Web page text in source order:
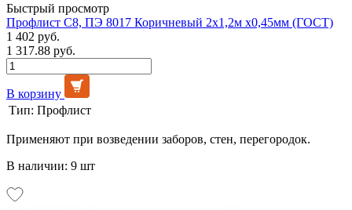
Быстрый просмотр
Профлист С8, ПЭ 8017 Коричневый 2х1,2м х0,45мм (ГОСТ)
1 402 руб.
1 317.88 руб.
В корзину
Тип: Профлист
Применяют при возведении заборов, стен, перегородок.
В наличии: 9 шт